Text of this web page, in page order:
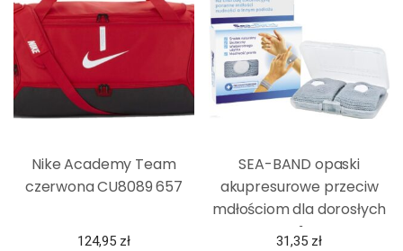
Nike Academy Team
czerwona CU8089 657
124,95 zł
SEA-BAND opaski
akupresurowe przeciw
mdłościom dla dorosłych
szare 1 para
31,35 zł